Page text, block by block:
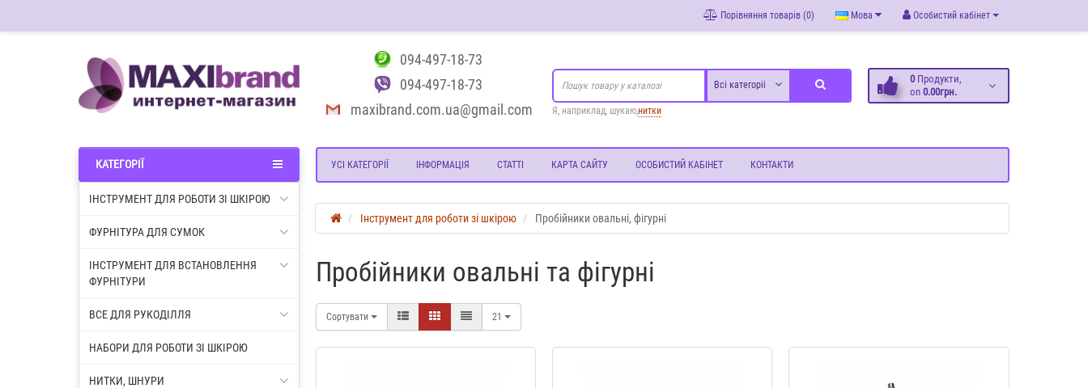
Особистий кабінет
Мова
Порівняння товарів (0)
094-497-18-73
094-497-18-73
maxibrand.com.ua@gmail.com
0 Продукти,
on 0.00грн.
Всі категоріі
Я, наприклад, шукаю,нитки
УСІ КАТЕГОРІЇ ІНФОРМАЦІЯ СТАТТІ КАРТА САЙТУ ОСОБИСТИЙ КАБІНЕТ КОНТАКТИ
КАТЕГОРІЇ
ІНСТРУМЕНТ ДЛЯ РОБОТИ ЗІ ШКІРОЮ
ФУРНІТУРА ДЛЯ СУМОК
ІНСТРУМЕНТ ДЛЯ ВСТАНОВЛЕННЯ
ФУРНІТУРИ
ВСЕ ДЛЯ РУКОДІЛЛЯ
НАБОРИ ДЛЯ РОБОТИ ЗІ ШКІРОЮ
НИТКИ, ШНУРИ
Інструмент для роботи зі шкірою Пробійники овальні, фігурні
Пробійники овальні та фігурні
Сортувати 21